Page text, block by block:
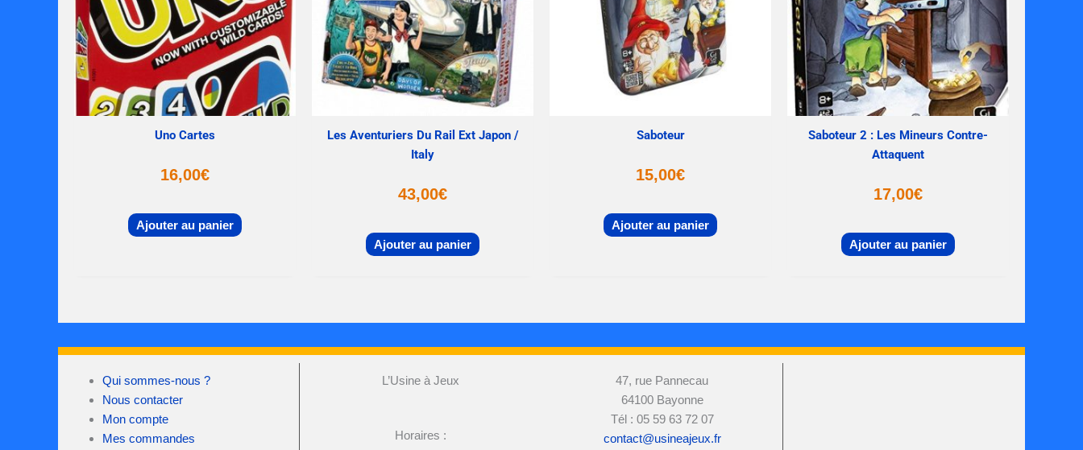
Uno Cartes
16,00€
Ajouter au panier
Les Aventuriers Du Rail Ext Japon /
Italy
43,00€
Ajouter au panier
Saboteur
15,00€
Ajouter au panier
Saboteur 2 : Les Mineurs Contre-
Attaquent
17,00€
Ajouter au panier
Qui sommes-nous ?
Nous contacter
Mon compte
Mes commandes
L’Usine à Jeux
Horaires :
47, rue Pannecau
64100 Bayonne
Tél : 05 59 63 72 07
contact@usineajeux.fr